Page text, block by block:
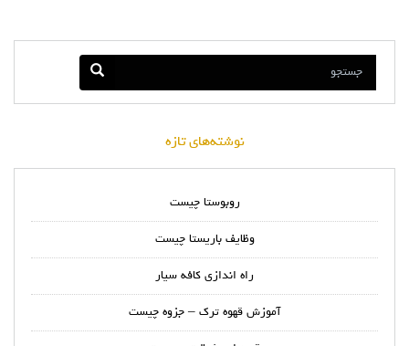
نوشته‌های تازه
روبوستا چیست
وظایف باریستا چیست
راه اندازی کافه سیار
آموزش قهوه ترک – جزوه چیست